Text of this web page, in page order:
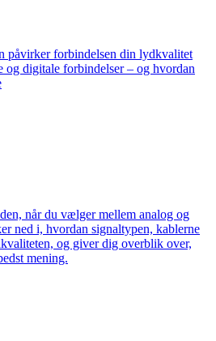
påvirker forbindelsen din lydkvalitet
og digitale forbindelser – og hvordan
når du vælger mellem analog og
ned i, hvordan signaltypen, kablerne
og giver dig overblik over,
mening.